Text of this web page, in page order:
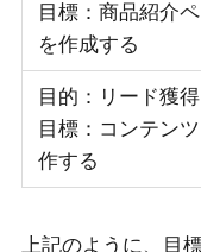
目標：商品紹介
を作成する
目的：リード獲得
目標：コンテン
作する
上記のように、目